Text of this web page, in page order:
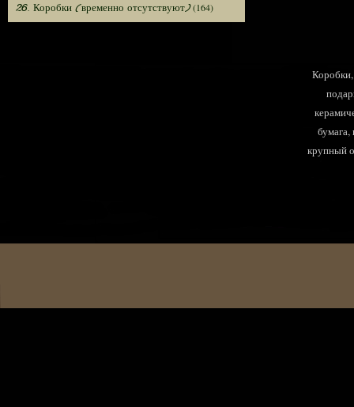
26. Коробки (временно отсутствуют)(164)
крупный